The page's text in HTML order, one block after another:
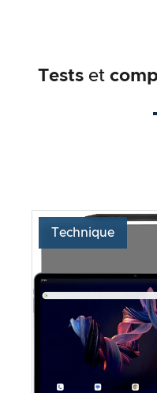
Testset
Technique